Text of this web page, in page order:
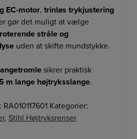
EC-motor, trinløs trykjustering
gør det muligt at vælge
stråle og
uden at skifte mundstykke.
sikrer praktisk
5 m lange højtryksslange.
RA010117601 Kategorier:
, Stihl Højtryksrenser